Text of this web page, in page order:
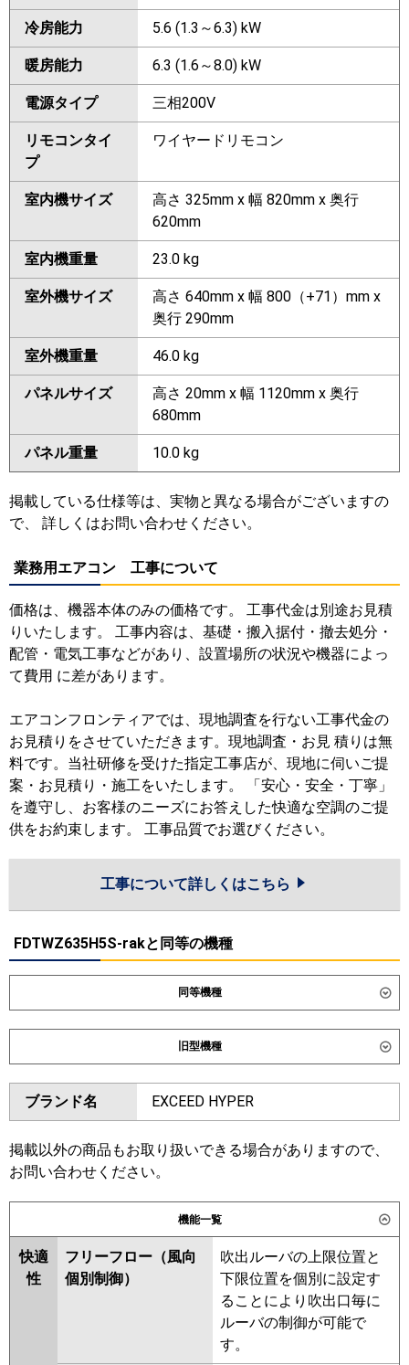
冷房能力 5.6 (1.3～6.3) kW
暖房能力 6.3 (1.6～8.0) kW
電源タイプ 三相200V
リモコンタイ
プ
ワイヤードリモコン
室内機サイズ
高さ 325mm x 幅 820mm x 奥行
620mm
室内機重量 23.0 kg
室外機サイズ
高さ 640mm x 幅 800（+71）mm x
奥行 290mm
室外機重量 46.0 kg
パネルサイズ
高さ 20mm x 幅 1120mm x 奥行
680mm
パネル重量 10.0 kg
掲載している仕様等は、実物と異なる場合がございますの
で、 詳しくはお問い合わせください。
業務用エアコン 工事について
価格は、機器本体のみの価格です。 工事代金は別途お見積
りいたします。 工事内容は、基礎・搬入据付・撤去処分・
配管・電気工事などがあり、設置場所の状況や機器によっ
て費用 に差があります。
エアコンフロンティアでは、現地調査を行ない工事代金の
お見積りをさせていただきます。現地調査・お見 積りは無
料です。当社研修を受けた指定工事店が、現地に伺いご提
案・お見積り・施工をいたします。 「安心・安全・丁寧」
を遵守し、お客様のニーズにお答えした快適な空調のご提
供をお約束します。 工事品質でお選びください。
工事について詳しくはこちら
FDTWZ635H5S-rakと同等の機種
同等機種
ダイキン SSRG63DNT SSRG63DT
東芝 GWXA06313XU GWXA06313MUB
三菱電機 PLZ-ZRMP63LF6
ZRMP63L6
日立 RCID-GP63RGH8
三菱重工
FDTWZ636H6S-rak
FDTWZ636H6S
パナソニック PA-P63L7GNC PA-P63L7GC
旧型機種
ダイキン SSRG63CNT SSRG63CT
SSRG63BYT SSRG63BYNT
SSRG63BJNT SSRG63BJT
SSRG63BFT SSRG63BFNT
SSRG63BCT
東芝 RWXA06333MUB RWXA06333MU
RWXA06333XU
三菱電機 PLZ-ZRMP63LF5
PLZ-ZRMP63L5
PLZ-ZRMP63L4 PLZ-ZRMP63LF4
PLZ-ZRMP63LF3 PLZ-ZRMP63L3
PLZ-ZRMP63LF2 PLZ-ZRMP63L2
PLZ-ZRMP63LZ
ブランド名 EXCEED HYPER
掲載以外の商品もお取り扱いできる場合がありますので、
お問い合わせください。
機能一覧
快適
性
フリーフロー（風向
個別制御）
吹出ルーバの上限位置と
下限位置を個別に設定す
ることにより吹出口毎に
ルーバの制御が可能で
す。